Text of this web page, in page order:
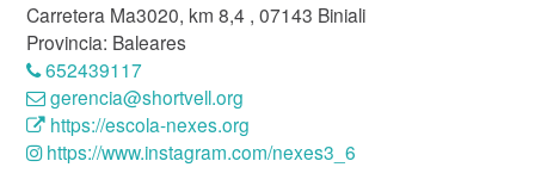
Carretera Ma3020, km 8,4 , 07143 Biniali
Provincia: Baleares
652439117
gerencia@shortvell.org
https://escola-nexes.org
https://www.instagram.com/nexes3_6